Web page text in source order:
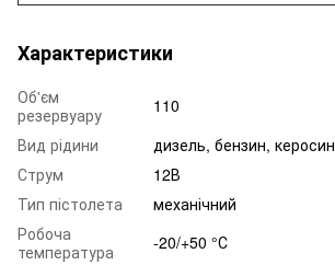
Характеристики
Об'єм
резервуару
110
Вид рідини
дизель, бензин, керосин
Струм
12В
Тип пістолета
механічний
Робоча
температура
-20/+50 °С